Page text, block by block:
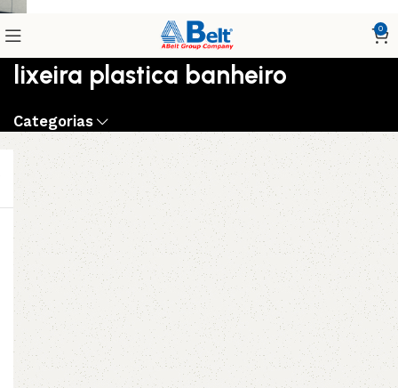
0
lixeira plastica banheiro
Categorias